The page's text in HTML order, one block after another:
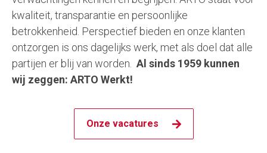
kwaliteit, transparantie en persoonlijke
betrokkenheid. Perspectief bieden en onze klanten
ontzorgen is ons dagelijks werk, met als doel dat alle
partijen er blij van worden. Al sinds 1959 kunnen
wij zeggen: ARTO Werkt!
Onze vacatures